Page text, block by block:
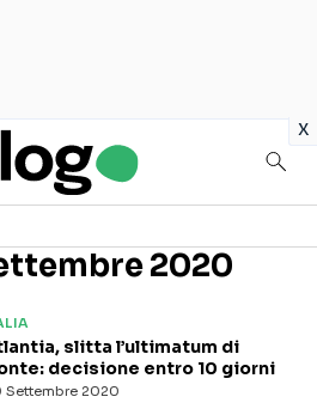
x
2020
Settembre 2020
slitta l’ultimatum di
decisione entro 10 giorni